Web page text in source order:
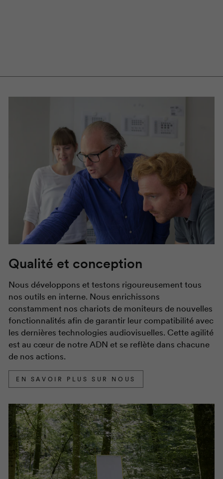
Qualité et conception
Nous développons et testons rigoureusement tous
nos outils en interne. Nous enrichissons
constamment nos chariots de moniteurs de nouvelles
fonctionnalités afin de garantir leur compatibilité avec
les dernières technologies audiovisuelles. Cette agilité
est au cœur de notre ADN et se reflète dans chacune
de nos actions.
EN SAVOIR PLUS SUR NOUS